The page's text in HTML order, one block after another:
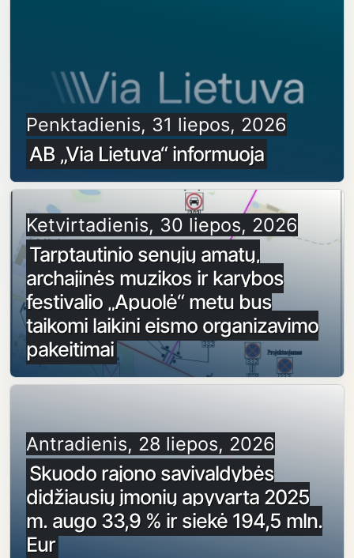
Penktadienis, 31 liepos, 2026
AB „Via Lietuva“ informuoja
Ketvirtadienis, 30 liepos, 2026
Tarptautinio senųjų amatų,
archajinės muzikos ir karybos
festivalio „Apuolė“ metu bus
taikomi laikini eismo organizavimo
pakeitimai
Antradienis, 28 liepos, 2026
Skuodo rajono savivaldybės
didžiausių įmonių apyvarta 2025
m. augo 33,9 % ir siekė 194,5 mln.
Eur